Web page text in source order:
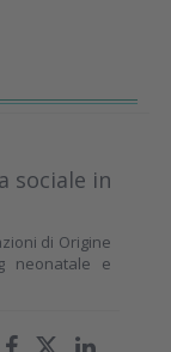
sociale in
di Origine
neonatale e